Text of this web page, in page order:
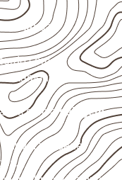
são
com as
com aselagem
chuva, umidade